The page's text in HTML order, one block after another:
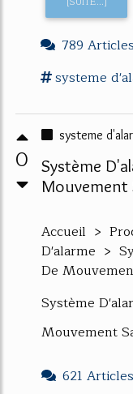
789 Articles
systeme
0
systeme
Système
Mouvement
Accueil >
D'alarme >
De
Système
Mouvement
621 Articles